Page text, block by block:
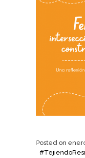
Posted on